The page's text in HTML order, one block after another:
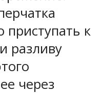
приступать к
разливу
через